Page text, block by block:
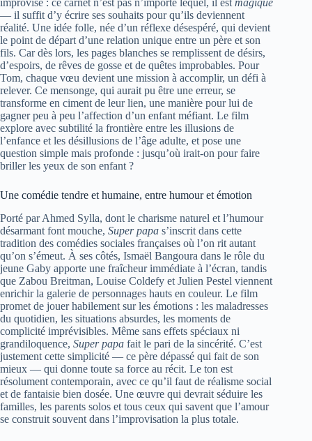
— il suffit d’y écrire ses souhaits pour qu’ils deviennent
réalité. Une idée folle, née d’un réflexe désespéré, qui devient
le point de départ d’une relation unique entre un père et son
fils. Car dès lors, les pages blanches se remplissent de désirs,
d’espoirs, de rêves de gosse et de quêtes improbables. Pour
Tom, chaque vœu devient une mission à accomplir, un défi à
relever. Ce mensonge, qui aurait pu être une erreur, se
transforme en ciment de leur lien, une manière pour lui de
gagner peu à peu l’affection d’un enfant méfiant. Le film
explore avec subtilité la frontière entre les illusions de
l’enfance et les désillusions de l’âge adulte, et pose une
question simple mais profonde : jusqu’où irait-on pour faire
briller les yeux de son enfant ?
Une comédie tendre et humaine, entre humour et émotion
Porté par Ahmed Sylla, dont le charisme naturel et l’humour
désarmant font mouche, Super papa s’inscrit dans cette
tradition des comédies sociales françaises où l’on rit autant
qu’on s’émeut. À ses côtés, Ismaël Bangoura dans le rôle du
jeune Gaby apporte une fraîcheur immédiate à l’écran, tandis
que Zabou Breitman, Louise Coldefy et Julien Pestel viennent
enrichir la galerie de personnages hauts en couleur. Le film
promet de jouer habilement sur les émotions : les maladresses
du quotidien, les situations absurdes, les moments de
complicité imprévisibles. Même sans effets spéciaux ni
grandiloquence, Super papa fait le pari de la sincérité. C’est
justement cette simplicité — ce père dépassé qui fait de son
mieux — qui donne toute sa force au récit. Le ton est
résolument contemporain, avec ce qu’il faut de réalisme social
et de fantaisie bien dosée. Une œuvre qui devrait séduire les
familles, les parents solos et tous ceux qui savent que l’amour
se construit souvent dans l’improvisation la plus totale.